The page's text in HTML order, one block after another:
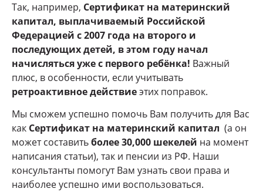
Так, например, Сертификат на материнский
капитал, выплачиваемый Российской
Федерацией с 2007 года на второго и
последующих детей, в этом году начал
начисляться уже с первого ребёнка! Важный
плюс, в особенности, если учитывать
ретроактивное действиеэтих поправок.
Мы сможем успешно помочь Вам получить для Вас
как Сертификат на материнский капитал (а он
может составитьболее 30,000 шекелей на момент
написания статьи), так и пенсии из РФ. Наши
консультанты помогут Вам узнать свои права и
наиболее успешно ими воспользоваться.